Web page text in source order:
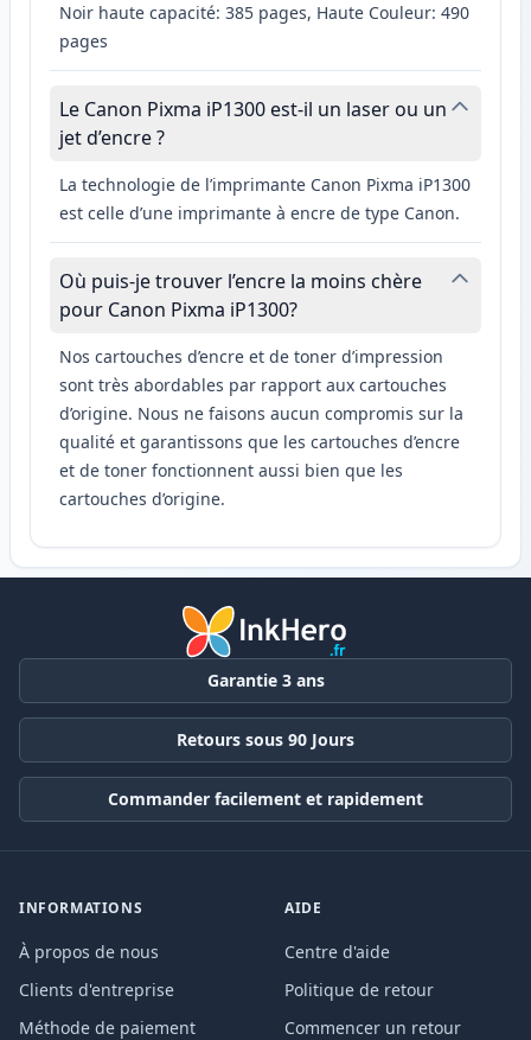
Noir haute capacité: 385 pages, Haute Couleur: 490
pages
Le Canon Pixma iP1300 est-il un laser ou un
jet d’encre ?
La technologie de l’imprimante Canon Pixma iP1300
est celle d’une imprimante à encre de type Canon.
Où puis-je trouver l’encre la moins chère
pour Canon Pixma iP1300?
Nos cartouches d’encre et de toner d’impression
sont très abordables par rapport aux cartouches
d’origine. Nous ne faisons aucun compromis sur la
qualité et garantissons que les cartouches d’encre
et de toner fonctionnent aussi bien que les
cartouches d’origine.
Garantie 3 ans
Retours sous 90 Jours
Commander facilement et rapidement
INFORMATIONS
À propos de nous
Clients d'entreprise
Méthode de paiement
AIDE
Centre d'aide
Politique de retour
Commencer un retour